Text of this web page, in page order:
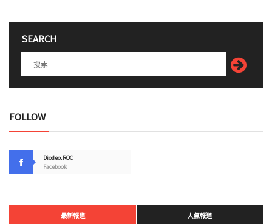
SEARCH
FOLLOW
Diodeo.ROC
Facebook
最新報道 人氣報道